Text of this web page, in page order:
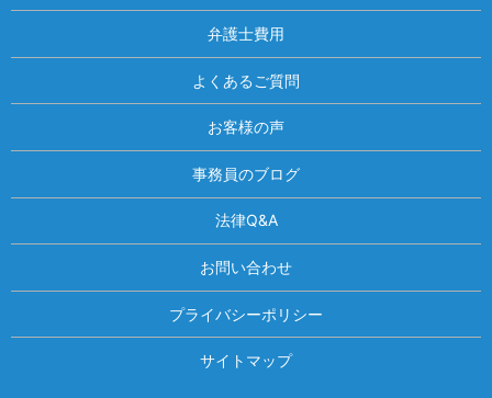
弁護士費用
よくあるご質問
お客様の声
事務員のブログ
法律Q&A
お問い合わせ
プライバシーポリシー
サイトマップ